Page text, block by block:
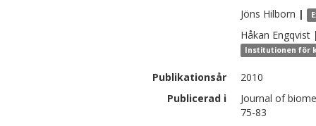
Jöns Hilborn |
Håkan Engqvist
Institutionen för
Publikationsår
2010
Publicerad i
Journal of
75-83